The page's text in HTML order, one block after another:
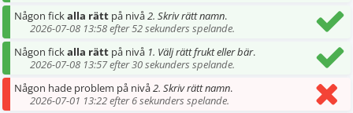
Någon fickalla rätt på nivå2. Skriv rätt namn.
2026-07-08 13:58 efter 52 sekunders spelande.
Någon fickalla rätt på nivå 1. Välj rätt frukt eller bär.
2026-07-08 13:57 efter 30 sekunders spelande.
Någon hade problem på nivå2. Skriv rätt namn.
2026-07-01 13:22 efter 6 sekunders spelande.